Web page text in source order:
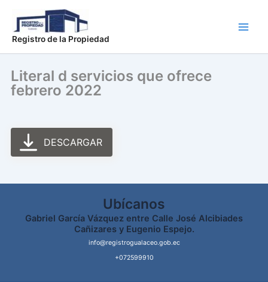
contenido
Registro de la Propiedad
Literal d servicios que ofrece
febrero 2022
DESCARGAR
Ubícanos
Gabriel García Vázquez entre Calle José Alcibiades
Cañizares y Eugenio Espejo.
info@registrogualaceo.gob.ec
+072599910